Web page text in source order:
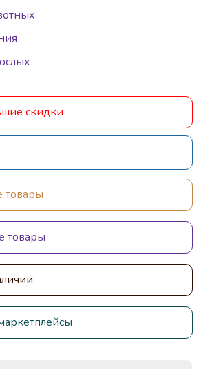
скидки
товары
товары